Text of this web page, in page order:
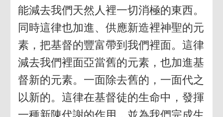
能減去我們天然人裡一切消極的東西。
同時這律也加進、供應新造裡神聖的元
素，把基督的豐富帶到我們裡面。這律
減去我們裡面亞當舊的元素，也加進基
督新的元素。一面除去舊的，一面代之
以新的。這律在基督徒的生命中，發揮